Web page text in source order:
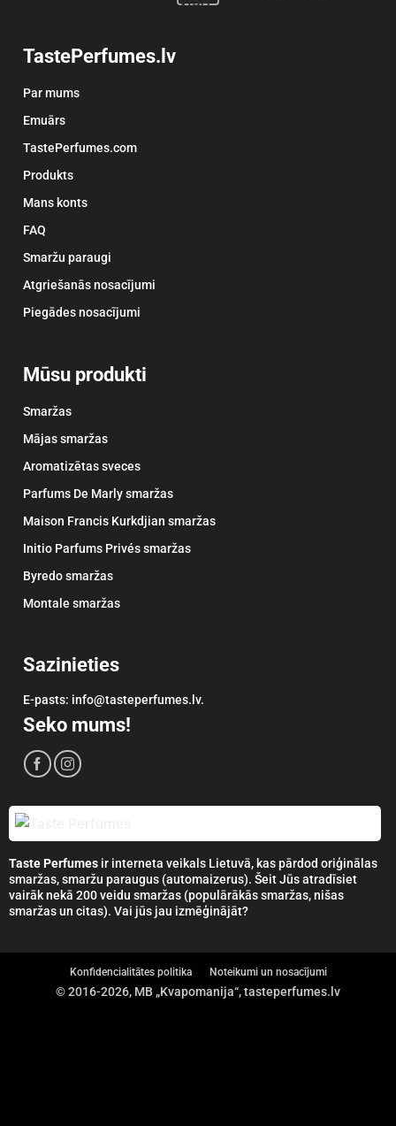
TastePerfumes.lv
Par mums
Emuārs
TastePerfumes.com
Produkts
Mans konts
FAQ
Smaržu paraugi
Atgriešanās nosacījumi
Piegādes nosacījumi
Mūsu produkti
Smaržas
Mājas smaržas
Aromatizētas sveces
Parfums De Marly smaržas
Maison Francis Kurkdjian smaržas
Initio Parfums Privés smaržas
Byredo smaržas
Montale smaržas
Sazinieties
E-pasts: info@tasteperfumes.lv.
Seko mums!
Taste Perfumesir interneta veikals Lietuvā, kas pārdod oriģinālas
smaržas, smaržu paraugus (automaizerus). Šeit Jūs atradīsiet
vairāk nekā 200 veidu smaržas (populārākās smaržas, nišas
smaržas un citas). Vai jūs jau izmēģinājāt?
Konfidencialitātes politika Noteikumi un nosacījumi
© 2016-2026, MB „Kvapomanija“, tasteperfumes.lv